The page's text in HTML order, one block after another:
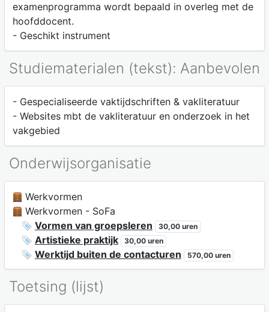
examenprogramma wordt bepaald in overleg met de
hoofddocent.
- Geschikt instrument
Studiematerialen (tekst): Aanbevolen
- Gespecialiseerde vaktijdschriften & vakliteratuur
- Websites mbt de vakliteratuur en onderzoek in het
vakgebied
Onderwijsorganisatie
Werkvormen
Werkvormen - SoFa
Vormen van groepsleren
30,00 uren
Artistieke praktijk 30,00 uren
Werktijd buiten de contacturen 570,00 uren
Toetsing (lijst)